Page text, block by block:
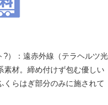
）：遠赤外線（テラヘルツ光
素材。締め付けず包む優しい
くらはぎ部分のみに施されて